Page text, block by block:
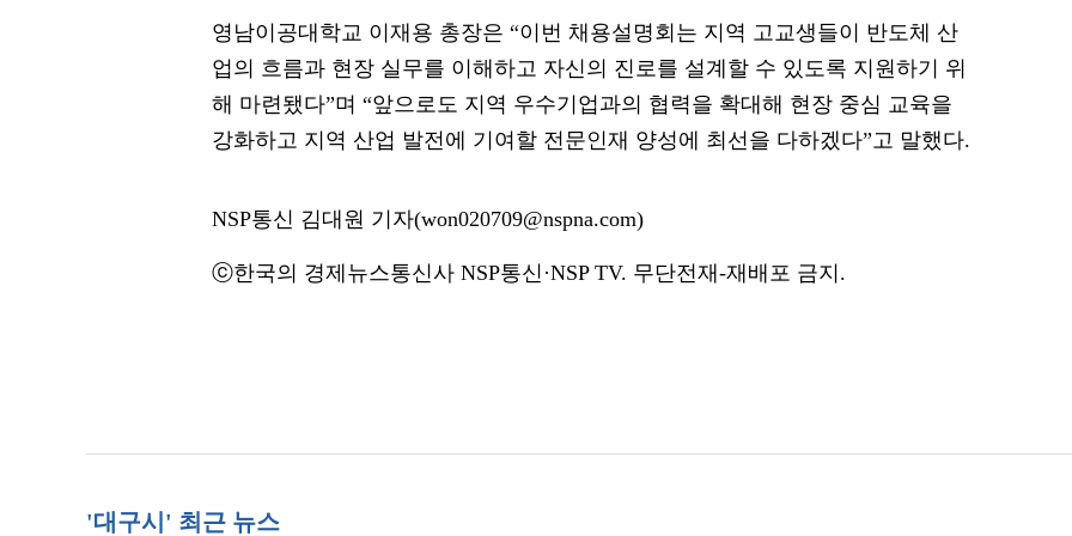
영남이공대학교 이재용 총장은 “이번 채용설명회는 지역 고교생들이 반도체 산
업의 흐름과 현장 실무를 이해하고 자신의 진로를 설계할 수 있도록 지원하기 위
해 마련됐다”며 “앞으로도 지역 우수기업과의 협력을 확대해 현장 중심 교육을
강화하고 지역 산업 발전에 기여할 전문인재 양성에 최선을 다하겠다”고 말했다.
NSP통신 김대원 기자(won020709@nspna.com)
ⓒ한국의 경제뉴스통신사 NSP통신·NSP TV. 무단전재-재배포 금지.
'대구시' 최근 뉴스